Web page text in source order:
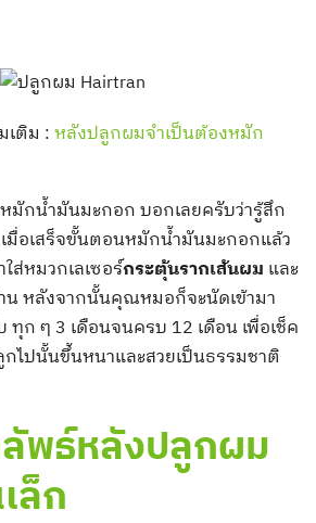
เติม :หลังปลูกผมจำเป็นต้องหมัก
มักน้ำมันมะกอก บอกเลยครับว่ารู้สึก
มื่อเสร็จขั้นตอนหมักน้ำมันมะกอกแล้ว
ส่หมวกเลเซอร์กระตุ้นรากเส้นผม และ
หลังจากนั้นคุณหมอก็จะนัดเข้ามา
ทุก ๆ 3 เดือนจนครบ 12 เดือน เพื่อเช็ค
ไปนั้นขึ้นหนาและสวยเป็นธรรมชาติ
พธ์หลังปลูกผม
ล็ก